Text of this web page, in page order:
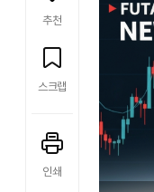
추천
스크랩
인쇄